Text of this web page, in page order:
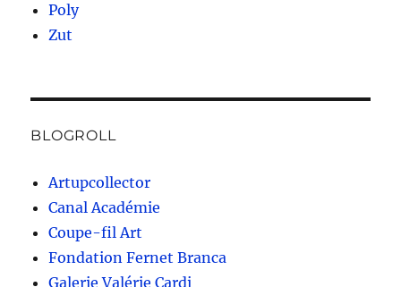
Poly
Zut
BLOGROLL
Artupcollector
Canal Académie
Coupe-fil Art
Fondation Fernet Branca
Galerie Valérie Cardi